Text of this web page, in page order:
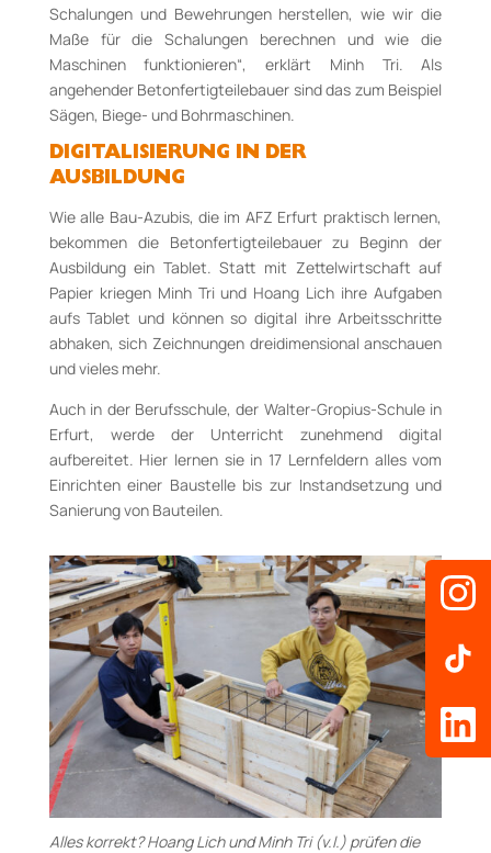
Schalungen und Bewehrungen herstellen, wie wir die
Maße für die Schalungen berechnen und wie die
Maschinen funktionieren“, erklärt Minh Tri. Als
angehender Betonfertigteilebauer sind das zum Beispiel
Sägen, Biege- und Bohrmaschinen.
DIGITALISIERUNG IN DER
AUSBILDUNG
Wie alle Bau-Azubis, die im AFZ Erfurt praktisch lernen,
bekommen die Betonfertigteilebauer zu Beginn der
Ausbildung ein Tablet. Statt mit Zettelwirtschaft auf
Papier kriegen Minh Tri und Hoang Lich ihre Aufgaben
aufs Tablet und können so digital ihre Arbeitsschritte
abhaken, sich Zeichnungen dreidimensional anschauen
und vieles mehr.
Auch in der Berufsschule, der Walter-Gropius-Schule in
Erfurt, werde der Unterricht zunehmend digital
aufbereitet. Hier lernen sie in 17 Lernfeldern alles vom
Einrichten einer Baustelle bis zur Instandsetzung und
Sanierung von Bauteilen.
Alles korrekt? Hoang Lich und Minh Tri (v.l.) prüfen die